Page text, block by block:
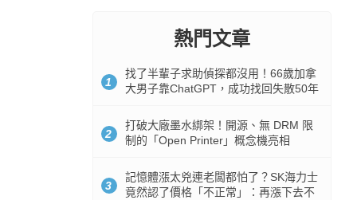
熱門文章
1
找了半輩子求助偵探都沒用！66歲加拿
大男子靠ChatGPT，成功找回失散50年
2
打破大廠墨水綁架！開源、無 DRM 限
制的「Open Printer」概念機亮相
3
記憶體漲太兇連老闆都怕了？SK海力士
竟然認了價格「不正常」：再漲下去不